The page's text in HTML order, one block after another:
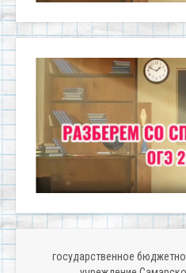
государственное